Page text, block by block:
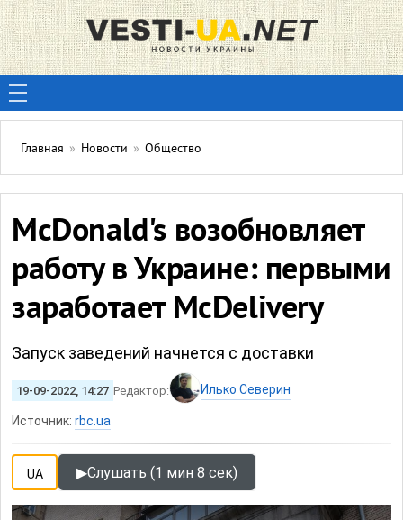
Главная » Новости » Общество
McDonald's возобновляет
работу в Украине: первыми
заработает McDelivery
Запуск заведений начнется с доставки
19-09-2022, 14:27 Редактор: Илько Северин
Источник: rbc.ua
UA ▶Слушать (1 мин 8 сек)